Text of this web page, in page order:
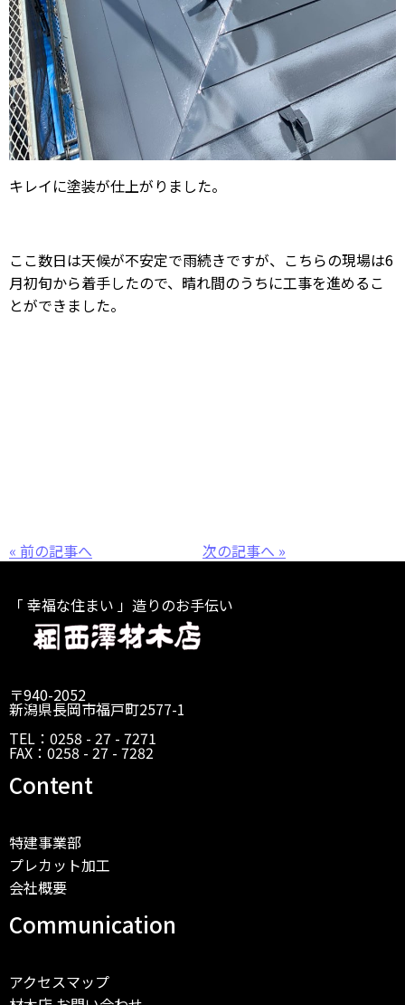
キレイに塗装が仕上がりました。
ここ数日は天候が不安定で雨続きですが、こちらの現場は6
月初旬から着手したので、晴れ間のうちに工事を進めるこ
とができました。
« 前の記事へ 次の記事へ »
「 幸福な住まい 」造りのお手伝い
〒940-2052
新潟県長岡市福戸町2577-1
TEL：0258 - 27 - 7271
FAX：0258 - 27 - 7282
Content
特建事業部
プレカット加工
会社概要
Communication
アクセスマップ